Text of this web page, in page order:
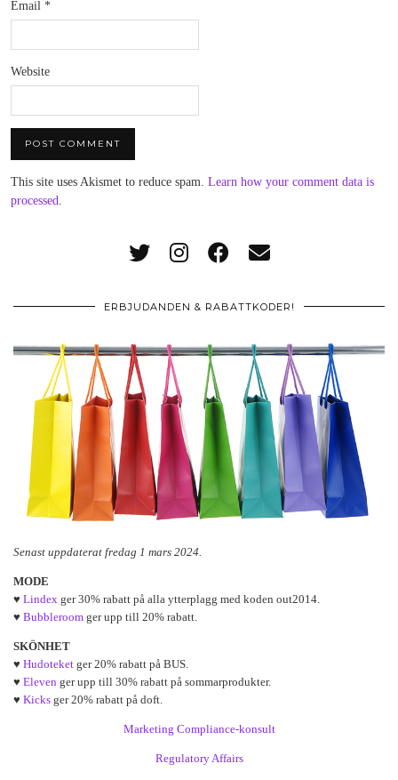
Email *
Website
This site uses Akismet to reduce spam. Learn how your comment data is
processed.
ERBJUDANDEN & RABATTKODER!
Senast uppdaterat fredag 1 mars 2024.
MODE
♥ Lindex ger 30% rabatt på alla ytterplagg med koden out2014.
♥ Bubbleroom ger upp till 20% rabatt.
SKÖNHET
♥ Hudoteket ger 20% rabatt på BUS.
♥ Eleven ger upp till 30% rabatt på sommarprodukter.
♥ Kicks ger 20% rabatt på doft.
Marketing Compliance-konsult
Regulatory Affairs